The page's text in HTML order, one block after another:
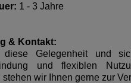
1 - 3 Jahre
& Kontakt:
Gelegenheit und
und flexiblen
wir Ihnen gerne zur